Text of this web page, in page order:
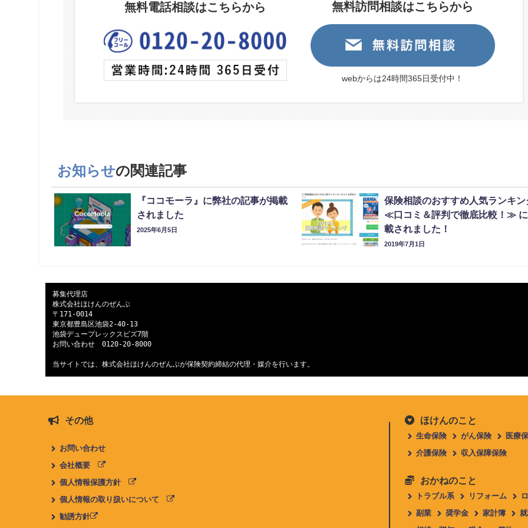
無料電話相談はこちらから 無料訪問相談はこちらから
webからは24時間365日受付中！
お知らせの関連記事
『ココモーラ』に弊社の記事が掲載
されました
2025年6月5日
保険相談のおすすめ人気ランキン
≪口コミ＆評判で徹底比較！≫
載されました！
2019年7月1日
募集代理店
株式会社ほけんのぜんぶ
〒171-0014
東京都豊島区池袋2-40-13
池袋デュープレックスビズ7階
お問い合わせ 0120-20-8000
当サイトでは、株式会社ほけんのぜんぶが保険契約締結の代理・媒介を行います。
その他
お問い合わせ
会社概要
個人情報保護方針
個人情報の取り扱いについて
勧誘方針
ほけんのこと
生命保険 がん保険 医療
介護保険 収入保障保険
おかねのこと
トラブル系 リフォーム
副業 奨学金 家計簿